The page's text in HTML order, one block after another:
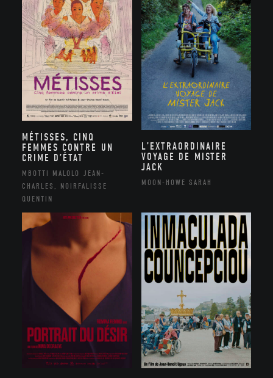
MÉTISSES, CINQ
FEMMES CONTRE UN
CRIME D’ÉTAT
MBOTTI MALOLO JEAN-
CHARLES, NOIRFALISSE
QUENTIN
L’EXTRAORDINAIRE
VOYAGE DE MISTER
JACK
MOON-HOWE SARAH